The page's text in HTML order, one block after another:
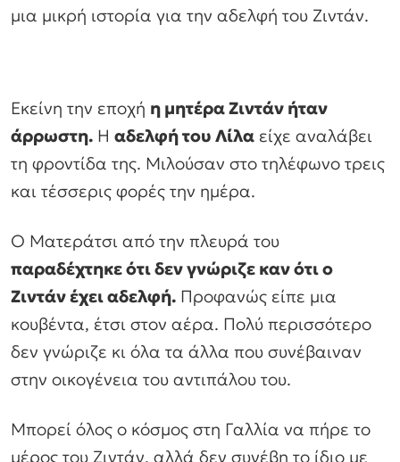
μια μικρή ιστορία για την αδελφή του Ζιντάν.
Εκείνη την εποχή η μητέρα Ζιντάν ήταν
άρρωστη. Η αδελφή του Λίλα είχε αναλάβει
τη φροντίδα της. Μιλούσαν στο τηλέφωνο τρεις
και τέσσερις φορές την ημέρα.
Ο Ματεράτσι από την πλευρά του
παραδέχτηκε ότι δεν γνώριζε καν ότι ο
Ζιντάν έχει αδελφή. Προφανώς είπε μια
κουβέντα, έτσι στον αέρα. Πολύ περισσότερο
δεν γνώριζε κι όλα τα άλλα που συνέβαιναν
στην οικογένεια του αντιπάλου του.
Μπορεί όλος ο κόσμος στη Γαλλία να πήρε το
μέρος του Ζιντάν, αλλά δεν συνέβη το ίδιο με